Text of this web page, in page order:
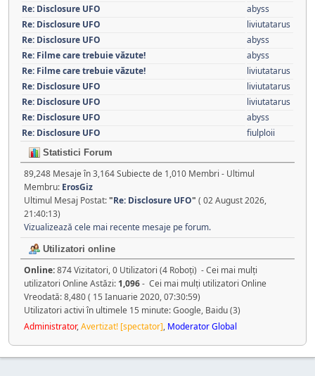
Re: Disclosure UFO
abyss
Re: Disclosure UFO
liviutatarus
Re: Disclosure UFO
abyss
Re: Filme care trebuie văzute!
abyss
Re: Filme care trebuie văzute!
liviutatarus
Re: Disclosure UFO
liviutatarus
Re: Disclosure UFO
liviutatarus
Re: Disclosure UFO
abyss
Re: Disclosure UFO
fiulploii
Statistici Forum
89,248 Mesaje în 3,164 Subiecte de 1,010 Membri - Ultimul
Membru: ErosGiz
Ultimul Mesaj Postat:"Re: Disclosure UFO" ( 02 August 2026,
21:40:13)
Vizualizează cele mai recente mesaje pe forum.
Utilizatori online
Online:874 Vizitatori, 0 Utilizatori (4 Roboţi) - Cei mai mulţi
utilizatori Online Astăzi: 1,096- Cei mai mulţi utilizatori Online
Vreodată: 8,480 ( 15 Ianuarie 2020, 07:30:59)
Utilizatori activi în ultimele 15 minute: Google, Baidu (3)
Administrator,Avertizat! [spectator], Moderator Global